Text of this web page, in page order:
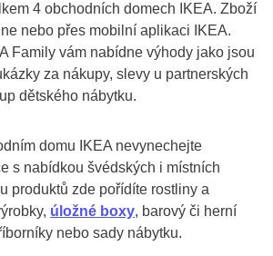
4 obchodních domech IKEA. Zboží
nebo přes mobilní aplikaci IKEA.
Family vám nabídne výhody jako jsou
za nákupy, slevy u partnerských
dětského nábytku.
domu IKEA nevynechejte
s nabídkou švédských i místních
produktů zde pořídíte rostliny a
úložné boxy, barový či herní
nebo sady nábytku.